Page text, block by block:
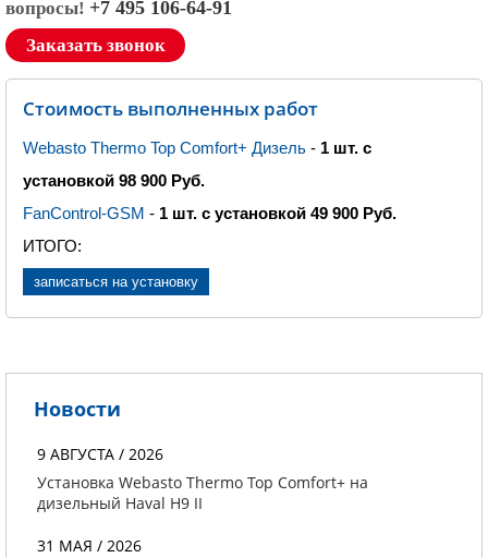
вопросы! +7 495 106-64-91
Заказать звонок
Стоимость выполненных работ
Webasto Thermo Top Comfort+ Дизель - 1 шт. с
установкой 98 900 Руб.
FanControl-GSM - 1 шт. с установкой 49 900 Руб.
ИТОГО:
записаться на установку
Новости
9 АВГУСТА / 2026
Установка Webasto Thermo Top Comfort+ на
дизельный Haval H9 II
31 МАЯ / 2026